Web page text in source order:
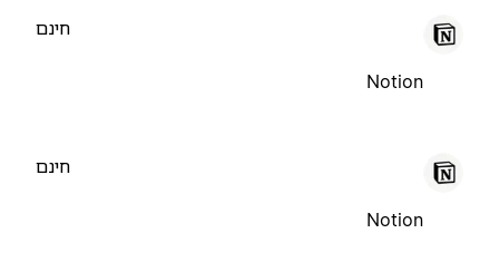
Notion
חינם
Notion
חינם